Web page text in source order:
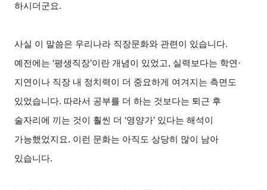
하시더군요.
사실 이 말씀은 우리나라 직장문화와 관련이 있습니다.
예전에는 ‘평생직장’이란 개념이 있었고, 실력보다는 학연·
지연이나 직장 내 정치력이 더 중요하게 여겨지는 측면도
있었습니다. 따라서 공부를 더 하는 것보다는 퇴근 후
술자리에 끼는 것이 훨씬 더 ‘영양가’ 있다는 해석이
가능했었지요. 이런 문화는 아직도 상당히 많이 남아
있습니다.